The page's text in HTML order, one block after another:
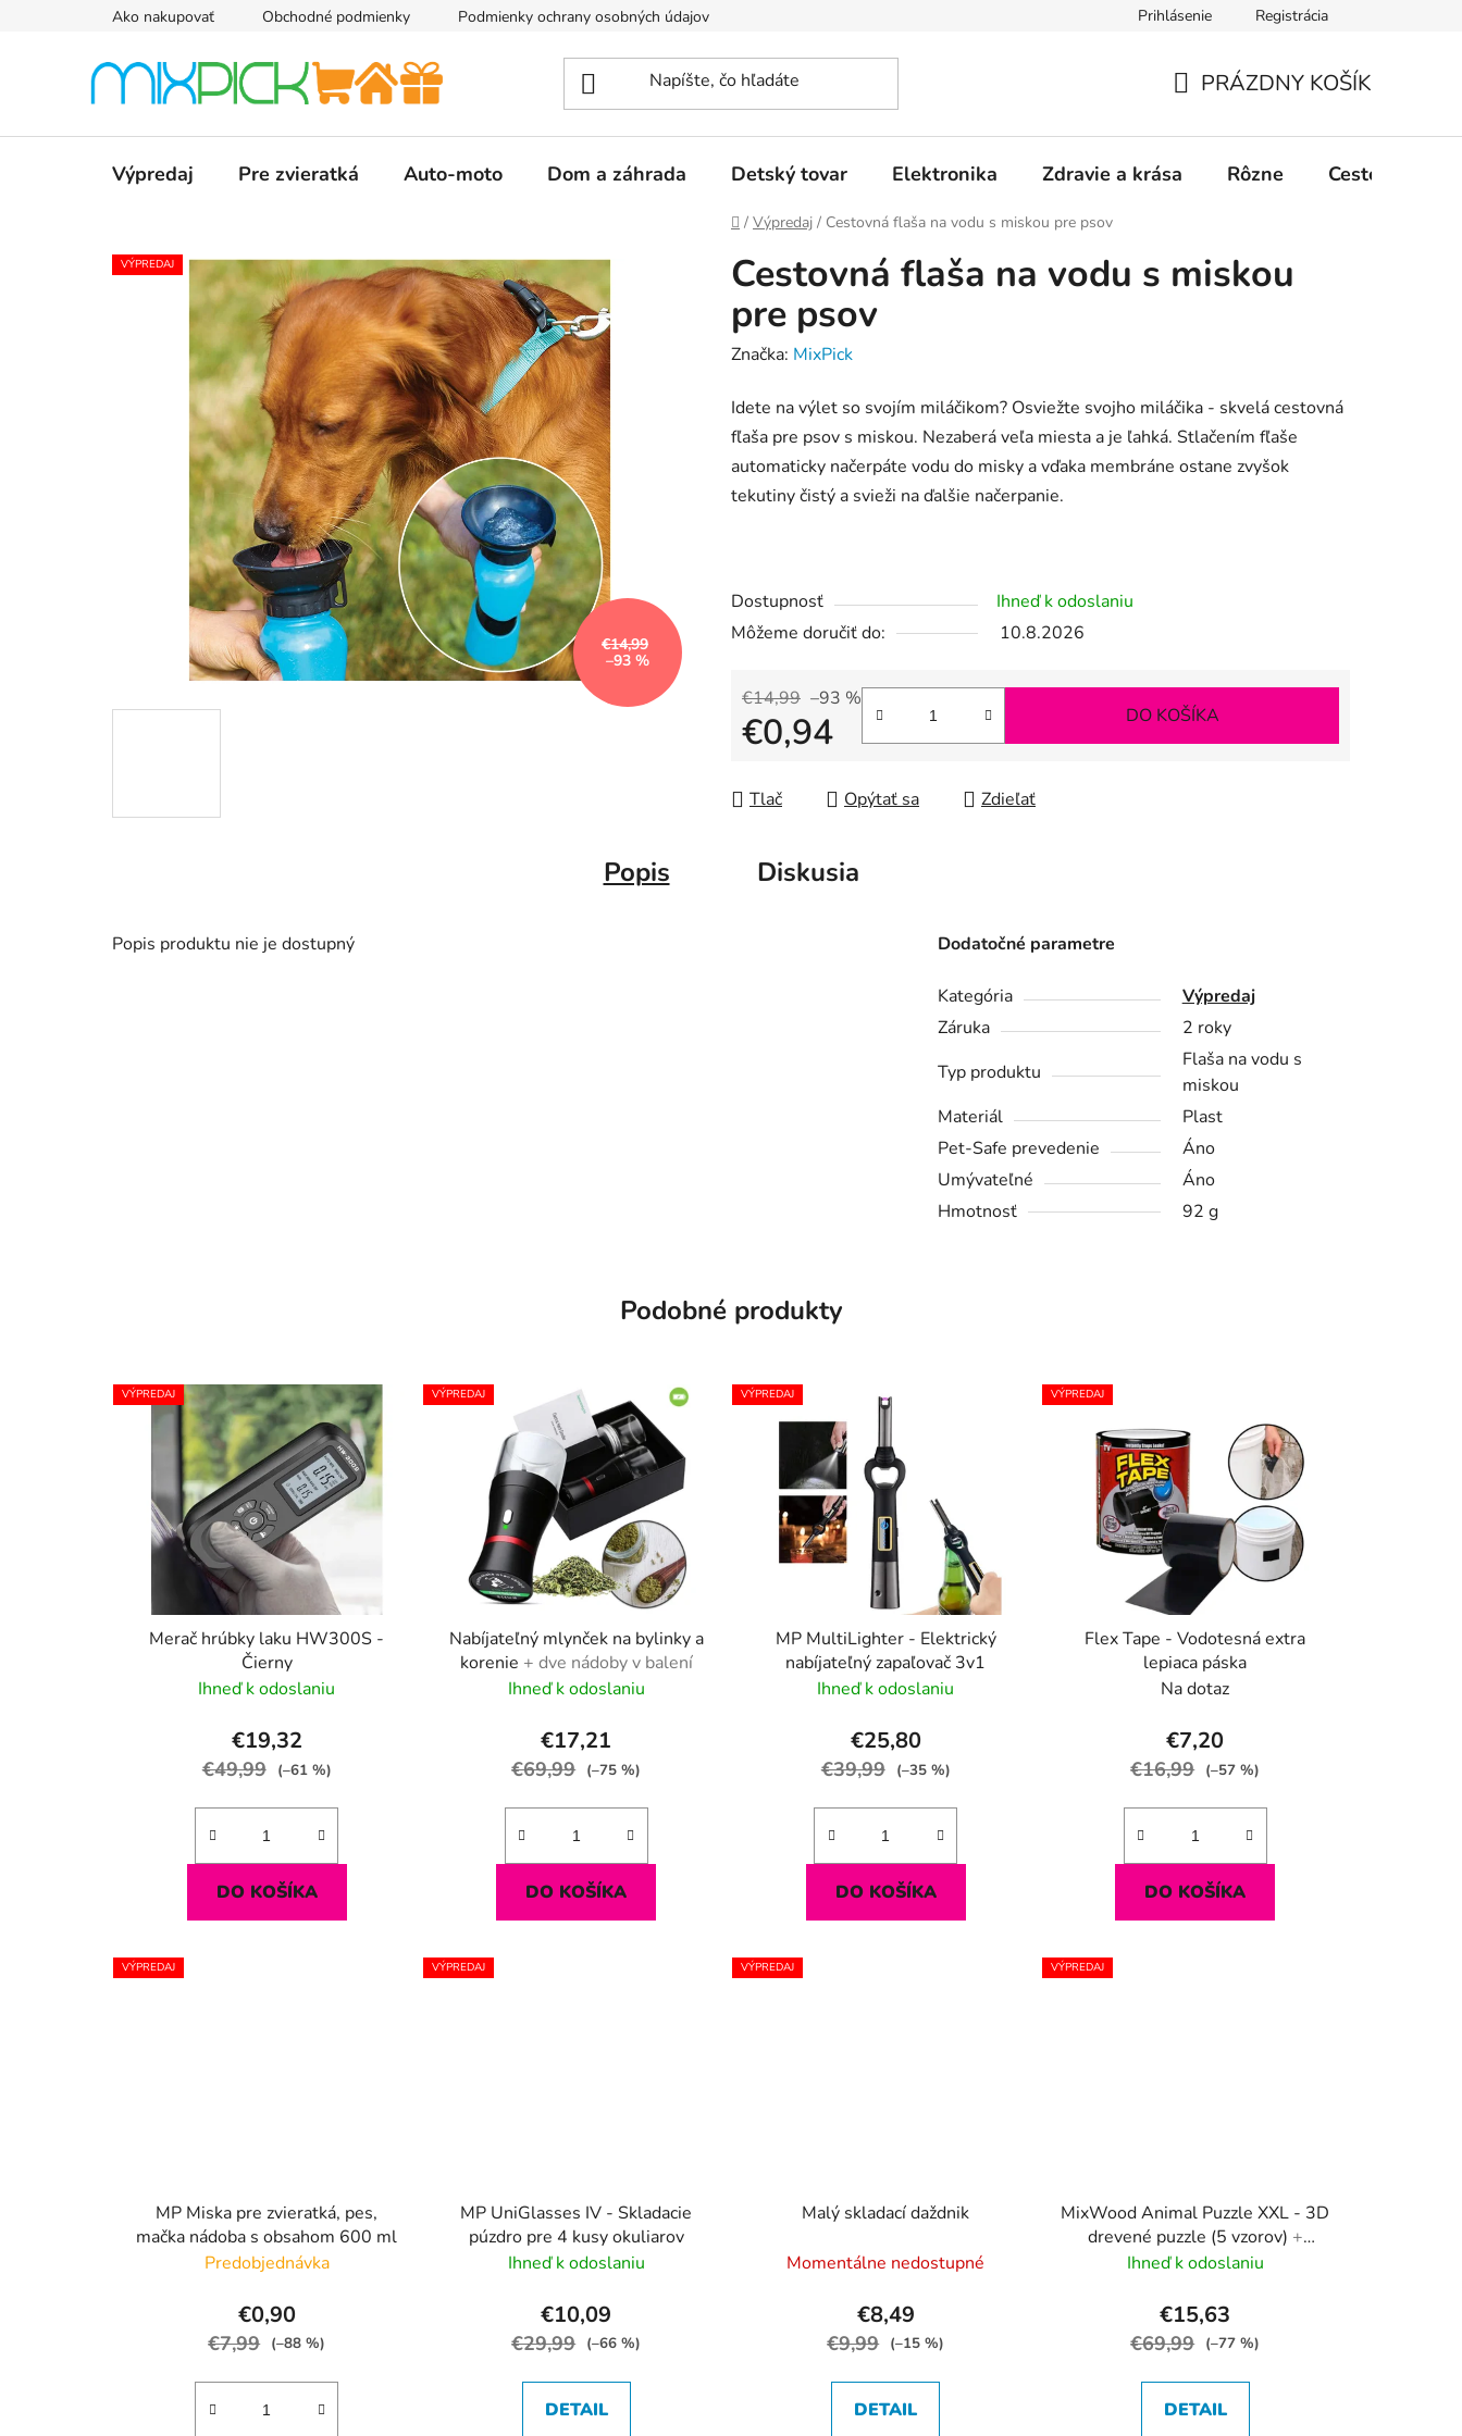
Ako nakupovať Obchodné podmienky Podmienky ochrany osobných údajov Prihlásenie Registrácia
KOŠÍK
PRÁZDNY KOŠÍK
Výpredaj Pre zvieratká Auto-moto Dom a záhrada Detský tovar Elektronika Zdravie a krása Rôzne Cestovanie
Domov
/ Výpredaj / Cestovná flaša na vodu s miskou pre psov
Cestovná flaša na vodu s miskou
pre psov
Značka: MixPick
Idete na výlet so svojím miláčikom? Osviežte svojho miláčika - skvelá cestovná
fľaša pre psov s miskou. Nezaberá veľa miesta a je ľahká. Stlačením fľaše
automaticky načerpáte vodu do misky a vďaka membráne ostane zvyšok
tekutiny čistý a svieži na ďalšie načerpanie.
Dostupnosť
Ihneď k odoslaniu
Môžeme doručiť do:
10.8.2026
€14,99 –93 %
€0,94 DO KOŠÍKA
Tlač Opýtať sa Zdieľať
VÝPREDAJ
€14,99
–93 %
Popis Diskusia
Popis produktu nie je dostupný Dodatočné parametre
Kategória
Výpredaj
Záruka
2 roky
Typ produktu
Flaša na vodu s
miskou
Materiál
Plast
Pet-Safe prevedenie
Áno
Umývateľné
Áno
Hmotnosť
92 g
Podobné produkty
VÝPREDAJ
Merač hrúbky laku HW300S -
Čierny
Ihneď k odoslaniu
€19,32
€49,99 (–61 %)
DO KOŠÍKA
VÝPREDAJ
Nabíjateľný mlynček na bylinky a
korenie + dve nádoby v balení
Ihneď k odoslaniu
€17,21
€69,99 (–75 %)
DO KOŠÍKA
VÝPREDAJ
MP MultiLighter - Elektrický
nabíjateľný zapaľovač 3v1
Ihneď k odoslaniu
€25,80
€39,99 (–35 %)
DO KOŠÍKA
VÝPREDAJ
Flex Tape - Vodotesná extra
lepiaca páska
Na dotaz
€7,20
€16,99 (–57 %)
DO KOŠÍKA
VÝPREDAJ
MP Miska pre zvieratká, pes,
mačka nádoba s obsahom 600 ml
Predobjednávka
€0,90
€7,99 (–88 %)
VÝPREDAJ
MP UniGlasses IV - Skladacie
púzdro pre 4 kusy okuliarov
Ihneď k odoslaniu
€10,09
€29,99 (–66 %)
DETAIL
VÝPREDAJ
Malý skladací daždnik
Momentálne nedostupné
€8,49
€9,99 (–15 %)
DETAIL
VÝPREDAJ
MixWood Animal Puzzle XXL - 3D
drevené puzzle (5 vzorov) +
darčekové balenie
Ihneď k odoslaniu
€15,63
€69,99 (–77 %)
DETAIL